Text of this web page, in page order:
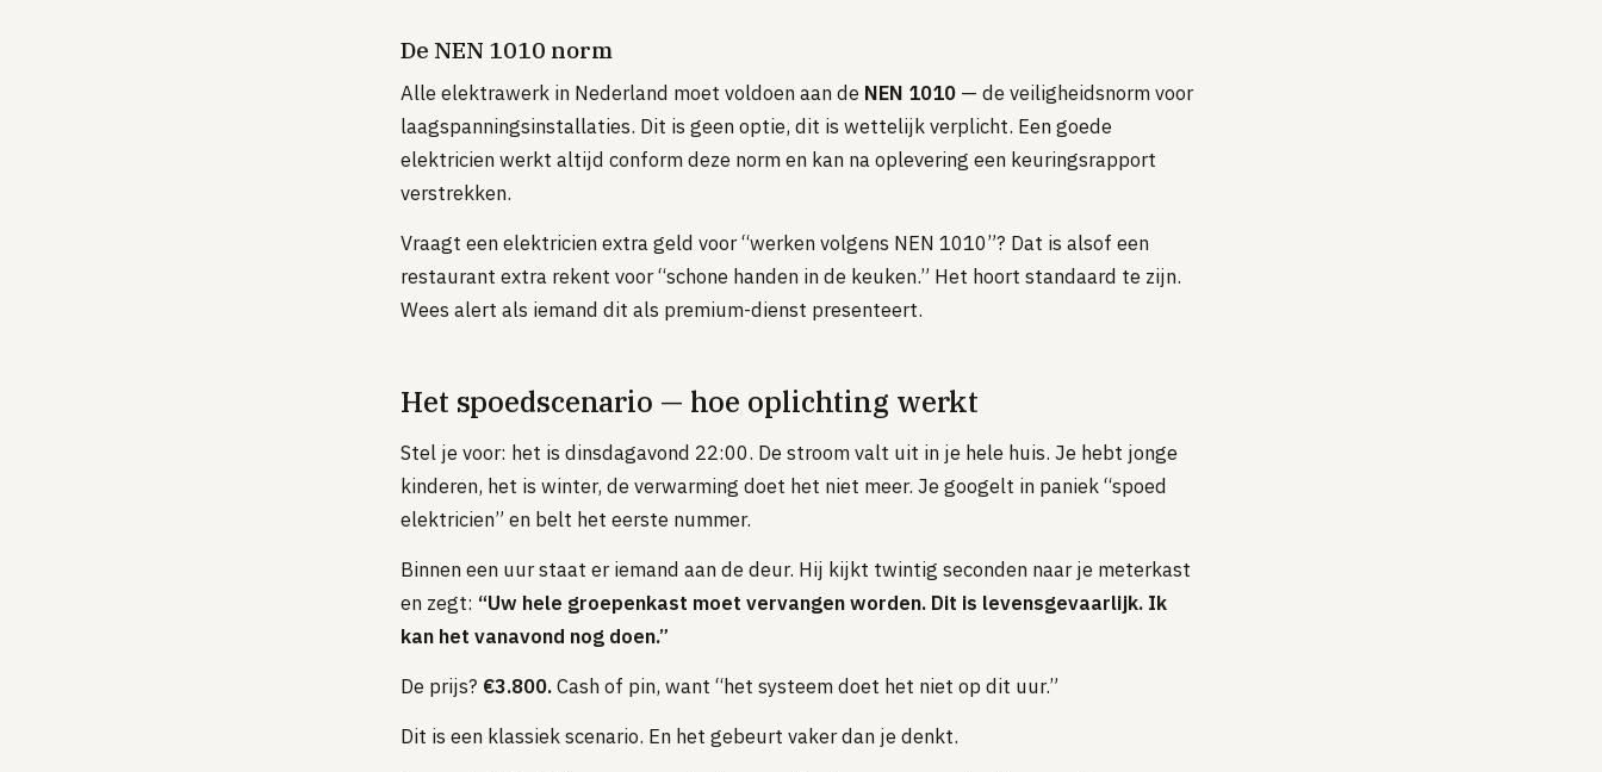
De NEN 1010 norm
Alle elektrawerk in Nederland moet voldoen aan de NEN 1010 — de veiligheidsnorm voor
laagspanningsinstallaties. Dit is geen optie, dit is wettelijk verplicht. Een goede
elektricien werkt altijd conform deze norm en kan na oplevering een keuringsrapport
verstrekken.
Vraagt een elektricien extra geld voor “werken volgens NEN 1010”? Dat is alsof een
restaurant extra rekent voor “schone handen in de keuken.” Het hoort standaard te zijn.
Wees alert als iemand dit als premium-dienst presenteert.
Het spoedscenario — hoe oplichting werkt
Stel je voor: het is dinsdagavond 22:00. De stroom valt uit in je hele huis. Je hebt jonge
kinderen, het is winter, de verwarming doet het niet meer. Je googelt in paniek “spoed
elektricien” en belt het eerste nummer.
Binnen een uur staat er iemand aan de deur. Hij kijkt twintig seconden naar je meterkast
en zegt: “Uw hele groepenkast moet vervangen worden. Dit is levensgevaarlijk. Ik
kan het vanavond nog doen.”
De prijs? €3.800.Cash of pin, want “het systeem doet het niet op dit uur.”
Dit is een klassiek scenario. En het gebeurt vaker dan je denkt.